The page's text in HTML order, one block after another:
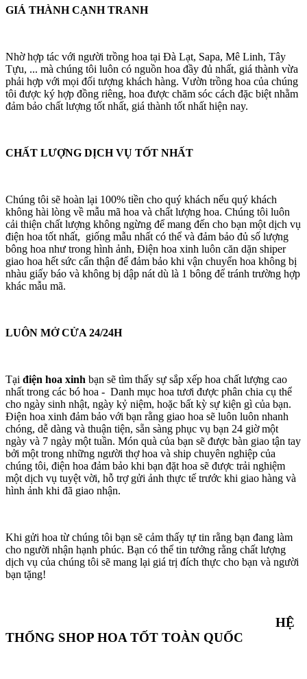
GIÁ THÀNH CẠNH TRANH
Nhờ hợp tác với người trồng hoa tại Đà Lạt, Sapa, Mê Linh, Tây
Tựu, ... mà chúng tôi luôn có nguồn hoa đầy đủ nhất, giá thành vừa
phải hợp với mọi đối tượng khách hàng. Vườn trồng hoa của chúng
tôi được ký hợp đồng riêng, hoa được chăm sóc cách đặc biệt nhằm
đảm bảo chất lượng tốt nhất, giá thành tốt nhất hiện nay.
CHẤT LƯỢNG DỊCH VỤ TỐT NHẤT
Chúng tôi sẽ hoàn lại 100% tiền cho quý khách nếu quý khách
không hài lòng về mẫu mã hoa và chất lượng hoa. Chúng tôi luôn
cải thiện chất lượng không ngừng để mang đến cho bạn một dịch vụ
điện hoa tốt nhất, giống mẫu nhất có thể và đảm bảo đủ số lượng
bông hoa như trong hình ảnh, Điện hoa xinh luôn căn dặn shiper
giao hoa hết sức cẩn thận để đảm bảo khi vận chuyển hoa không bị
nhàu giấy báo và không bị dập nát dù là 1 bông để tránh trường hợp
khác mẫu mã.
LUÔN MỞ CỬA 24/24H
Tại điện hoa xinh bạn sẽ tìm thấy sự sắp xếp hoa chất lượng cao
nhất trong các bó hoa - Danh mục hoa tươi được phân chia cụ thể
cho ngày sinh nhật, ngày kỷ niệm, hoặc bất kỳ sự kiện gì của bạn.
Điện hoa xinh đảm bảo với bạn rằng giao hoa sẽ luôn luôn nhanh
chóng, dễ dàng và thuận tiện, sẵn sàng phục vụ bạn 24 giờ một
ngày và 7 ngày một tuần. Món quà của bạn sẽ được bàn giao tận tay
bởi một trong những người thợ hoa và ship chuyên nghiệp của
chúng tôi, điện hoa đảm bảo khi bạn đặt hoa sẽ được trải nghiệm
một dịch vụ tuyệt vời, hỗ trợ gửi ảnh thực tế trước khi giao hàng và
hình ảnh khi đã giao nhận.
Khi gửi hoa từ chúng tôi bạn sẽ cảm thấy tự tin rằng bạn đang làm
cho người nhận hạnh phúc. Bạn có thể tin tưởng rằng chất lượng
dịch vụ của chúng tôi sẽ mang lại giá trị đích thực cho bạn và người
bạn tặng!
HỆ
THỐNG SHOP HOA TỐT TOÀN QUỐC